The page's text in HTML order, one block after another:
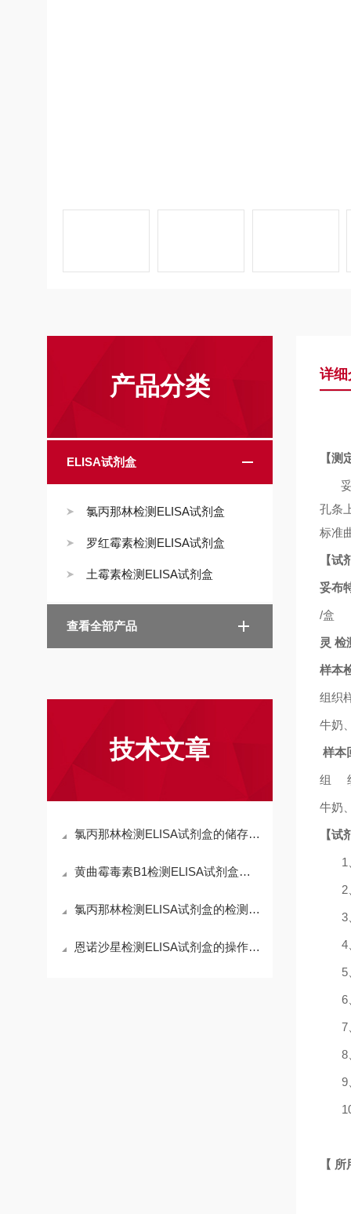
产品分类
ELISA试剂盒
氯丙那林检测ELISA试剂盒
罗红霉素检测ELISA试剂盒
土霉素检测ELISA试剂盒
查看全部产品
技术文章
氯丙那林检测ELISA试剂盒的储存条件、有效期与质量控制要点
黄曲霉毒素B1检测ELISA试剂盒是保障食品安全的重要工具
氯丙那林检测ELISA试剂盒的检测敏感性与精确度
恩诺沙星检测ELISA试剂盒的操作步骤与注意事项
详细
【测
孔条
标准
【试
妥布
/盒
灵 检
样本
组织
牛奶
样本
组
牛奶
【试
1
2
3
6
7
9
【 所